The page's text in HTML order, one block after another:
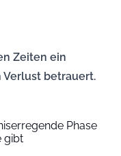
Zeiten ein
Verlust betrauert.
Phase
gibt